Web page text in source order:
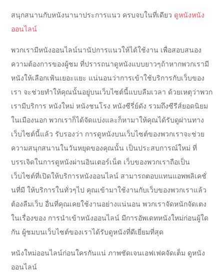
สนุกสนานกับหนังนานาประการแนว ครบจบในที่เดียว ดูหนังหนัง
ออนไลน์
พวกเรามีหนังออนไลน์นานัปการแนวให้ได้ใช้งาน เพื่อสอบสนอง
ความต้องการของผู้ชม ที่ปรารถนาดูหนังแบบยาวๆถ้าหากพวกเรามี
หนังให้เลือกเฟ้นเยอะแยะ แน่นอนว่าการเข้าใช้บริการกับเว็บของ
เรา จะช่วยทำให้คุณนั้นอยู่บนเว็บไซต์นี้แบบลืมเวลา ด้วยเหตุว่าพวก
เรามีบริการ หนังใหม่ หนังชนโรง หนังซีรี่ย์ดัง รวมถึงซีรีส์ยอดนิยม
ในเมืองนอก พวกเราก็ได้จัดแบ่งและก็หามาให้คุณได้รับดูผ่านทาง
เว็บไซต์นี้แล้ว รับรองว่า การดูหนังบนเว็บไซต์ของพวกเราจะช่วย
ความสนุกสนานในวันหยุดของคุณนั้น เป็นประสบการณ์ใหม่ ที่
บรรเจิดในการดูหนังผ่านอินเตอร์เน็ต เว็บของพวกเราถือเป็น
เว็บไซต์ที่เปิดให้บริการหนังออนไลน์ สามารถตอบแทนแอพพลิเคชั่
นที่มี ให้บริการในทั่วๆไป คุณเข้ามาใช้งานกับเว็บของพวกเราแล้ว
ต้องลืมเว็บ อื่นที่คุณเคยใช้งานอย่างแน่นอน พวกเราจัดหนักจัดเตง
ในเรื่องของ การนำเข้าหนังออนไลน์ มีการอัพเดทหนังใหม่ก่อนผู้ใด
กัน ผู้ชมบนเว็บไซต์ของเราได้รับดูหนังที่ดีเยี่ยมที่สุด
หนังใหม่ออนไลน์ก่อนใครกันแน่ ภาพชัดเจนเอฟเฟคจัดเต็ม ดูหนัง
ออนไลน์